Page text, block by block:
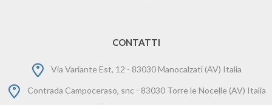
CONTATTI
Via Variante Est, 12 - 83030 Manocalzati (AV) Italia
Contrada Campoceraso, snc - 83030 Torre le Nocelle (AV) Italia